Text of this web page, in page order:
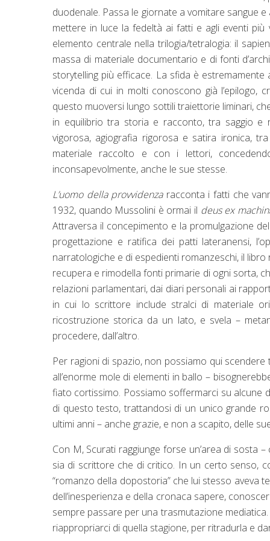
duodenale. Passa le giornate a vomitare sangue
mettere in luce la fedeltà ai fatti e agli eventi
elemento centrale nella trilogia/tetralogia: il
massa di materiale documentario e di fonti
storytelling più efficace. La sfida è
vicenda di cui in molti conoscono già l’epilogo,
questo muoversi lungo sottili traiettorie liminari,
in equilibrio tra storia e racconto, tra saggio e
vigorosa, agiografia rigorosa e satira ironica,
materiale raccolto e con i lettori,
inconsapevolmente, anche le sue stesse.
L’uomo della provvidenzaracconta i fatti che
1932, quando Mussolini è ormai il deus ex
Attraversa il concepimento e la promulgazione
progettazione e ratifica dei patti lateranensi,
narratologiche e di espedienti romanzeschi, il
recupera e rimodella fonti primarie di ogni sorta,
relazioni parlamentari, dai diari personali ai
in cui lo scrittore include stralci di materiale
ricostruzione storica da un lato, e svela –
procedere, dall’altro.
Per ragioni di spazio, non possiamo qui
all’enorme mole di elementi in ballo –
fiato cortissimo. Possiamo soffermarci su alcune
di questo testo, trattandosi di un unico grande
ultimi anni – anche grazie, e non a scapito, delle
Con M, Scurati raggiunge forse un’area di sosta
sia di scrittore che di critico. In un certo senso,
“romanzo della dopostoria” che lui stesso aveva
dell’inesperienza e della cronaca sapere,
sempre passare per una trasmutazione
riappropriarci di quella stagione, per ritradurla e